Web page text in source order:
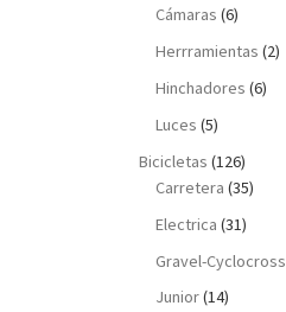
Cámaras (6)
Herrramientas (2)
Hinchadores (6)
Luces (5)
Bicicletas (126)
Carretera (35)
Electrica (31)
Gravel-Cyclocross
Junior(14)